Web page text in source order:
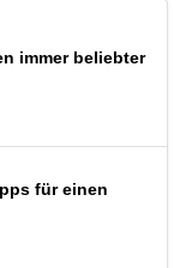
immer beliebter
für einen